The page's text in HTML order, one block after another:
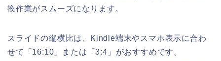
換作業がスムーズになります。
スライドの縦横比は、Kindle端末やスマホ表示に合わ
せて「16:10」または「3:4」がおすすめです。